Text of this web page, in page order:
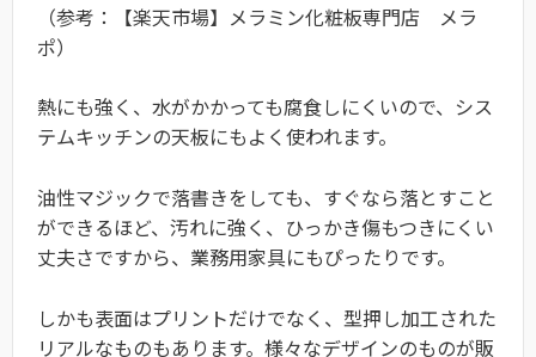
（参考：【楽天市場】メラミン化粧板専門店 メラ
ポ）
熱にも強く、水がかかっても腐食しにくいので、シス
テムキッチンの天板にもよく使われます。
油性マジックで落書きをしても、すぐなら落とすこと
ができるほど、汚れに強く、ひっかき傷もつきにくい
丈夫さですから、業務用家具にもぴったりです。
しかも表面はプリントだけでなく、型押し加工された
リアルなものもあります。様々なデザインのものが販